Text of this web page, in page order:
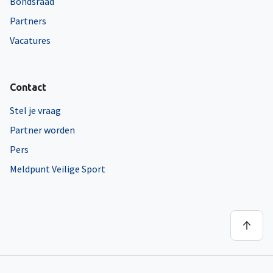
Partners
Vacatures
Contact
Stel je vraag
Partner worden
Pers
Meldpunt Veilige Sport